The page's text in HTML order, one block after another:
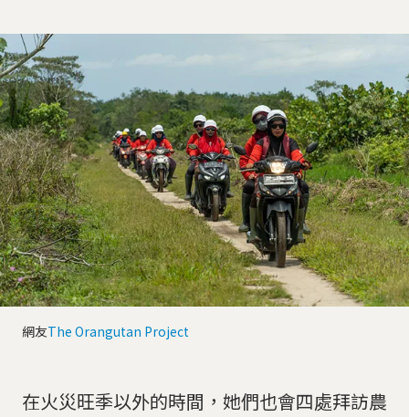
網友The Orangutan Project
在火災旺季以外的時間，她們也會四處拜訪農